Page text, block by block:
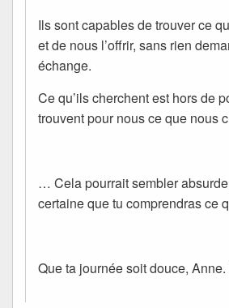
Ils sont capables de trouver ce
et de nous l’offrir, sans rien
échange.
Ce qu’ils cherchent est hors de
trouvent pour nous ce que nous
… Cela pourrait sembler
certaine que tu comprendras ce
Que ta journée soit douce, Anne.